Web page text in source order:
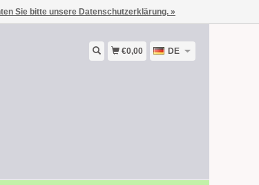
€0,00 DE
Sie bitte unsere Datenschutzerklärung. »